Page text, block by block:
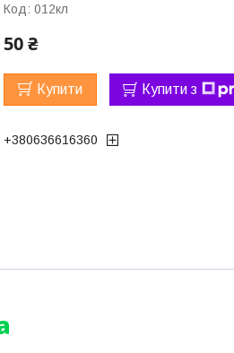
Код: 012кл
50 ₴
Купити Купити з
+380636616360